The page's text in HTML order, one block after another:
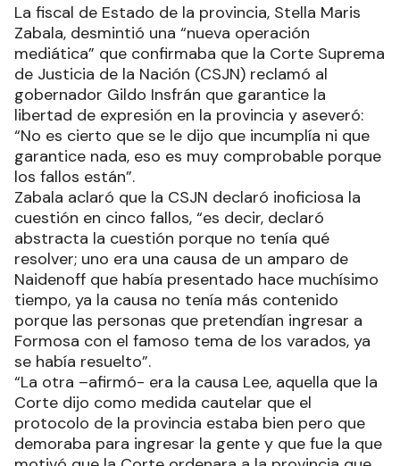
La fiscal de Estado de la provincia, Stella Maris
Zabala, desmintió una “nueva operación
mediática” que confirmaba que la Corte Suprema
de Justicia de la Nación (CSJN) reclamó al
gobernador Gildo Insfrán que garantice la
libertad de expresión en la provincia y aseveró:
“No es cierto que se le dijo que incumplía ni que
garantice nada, eso es muy comprobable porque
los fallos están”.
Zabala aclaró que la CSJN declaró inoficiosa la
cuestión en cinco fallos, “es decir, declaró
abstracta la cuestión porque no tenía qué
resolver; uno era una causa de un amparo de
Naidenoff que había presentado hace muchísimo
tiempo, ya la causa no tenía más contenido
porque las personas que pretendían ingresar a
Formosa con el famoso tema de los varados, ya
se había resuelto”.
“La otra –afirmó- era la causa Lee, aquella que la
Corte dijo como medida cautelar que el
protocolo de la provincia estaba bien pero que
demoraba para ingresar la gente y que fue la que